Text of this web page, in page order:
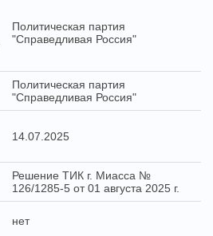
Политическая партия
"Справедливая Россия"
Политическая партия
"Справедливая Россия"
14.07.2025
Решение ТИК г. Миасса №
126/1285-5 от 01 августа 2025 г.
нет